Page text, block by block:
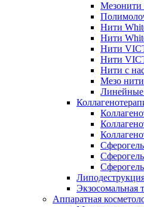
Мезонити
Нити
Нити
Нити
Нити
Нити с
Мезо
Линейные
Экзосомальная
Аппаратная